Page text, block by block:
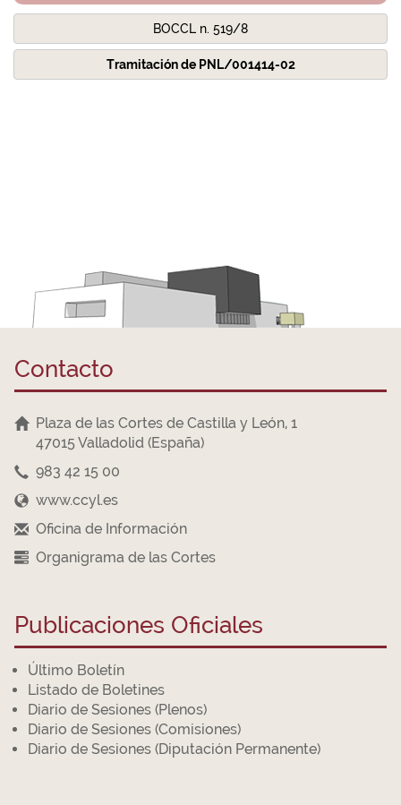
BOCCL n. 519/8
Tramitación de PNL/001414-02
Contacto
Plaza de las Cortes de Castilla y León, 1
47015 Valladolid (España)
983 42 15 00
www.ccyl.es
Oficina de Información
Organigrama de las Cortes
Publicaciones Oficiales
Último Boletín
Listado de Boletines
Diario de Sesiones (Plenos)
Diario de Sesiones (Comisiones)
Diario de Sesiones (Diputación Permanente)